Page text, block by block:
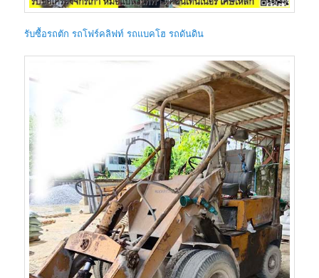
รับซื้อรถตัก รถโฟร์คลิฟท์ รถแบคโฮ รถดันดิน